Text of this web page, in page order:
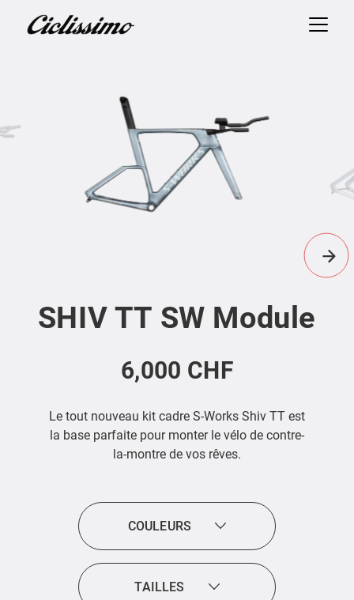
SHIV TT SW Module
6,000 CHF
Le tout nouveau kit cadre S-Works Shiv TT est
la base parfaite pour monter le vélo de contre-
la-montre de vos rêves.
COULEURS
TAILLES